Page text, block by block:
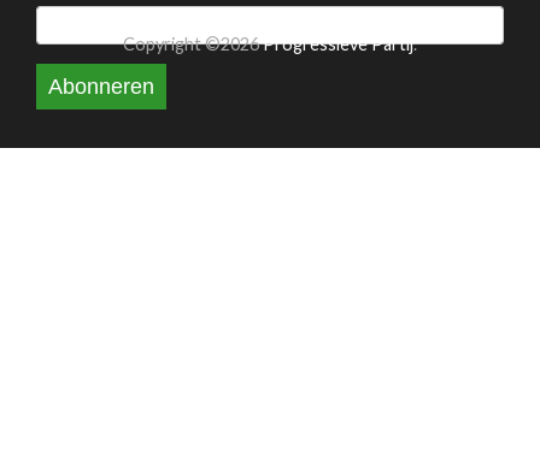
Abonneren
Copyright ©2026Progressieve Partij.